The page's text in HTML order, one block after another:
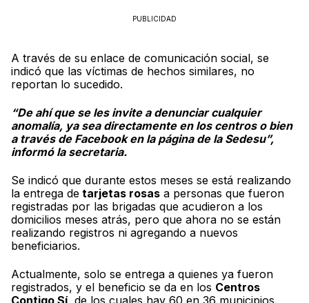
PUBLICIDAD
A través de su enlace de comunicación social, se
indicó que las víctimas de hechos similares, no
reportan lo sucedido.
“De ahí que se les invite a denunciar cualquier
anomalía, ya sea directamente en los centros o bien
a través de Facebook en la página de la Sedesu”,
informó la secretaria.
Se indicó que durante estos meses se está realizando
la entrega de tarjetas rosas a personas que fueron
registradas por las brigadas que acudieron a los
domicilios meses atrás, pero que ahora no se están
realizando registros ni agregando a nuevos
beneficiarios.
Actualmente, solo se entrega a quienes ya fueron
registrados, y el beneficio se da en los Centros
Contigo Sí, de los cuales hay 60 en 36 municipios.